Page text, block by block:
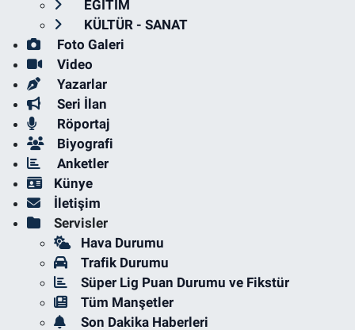
EĞİTİM
KÜLTÜR - SANAT
Foto Galeri
Video
Yazarlar
Seri İlan
Röportaj
Biyografi
Anketler
Künye
İletişim
Servisler
Hava Durumu
Trafik Durumu
Süper Lig Puan Durumu ve Fikstür
Tüm Manşetler
Son Dakika Haberleri